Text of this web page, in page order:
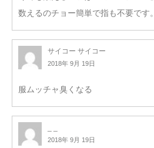
数えるのチョー簡単で指も不要です。
サイコー サイコー
2018年 9月 19日
服ムッチャ臭くなる
2018年 9月 19日